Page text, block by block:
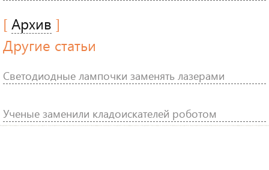
[ Архив ]
Другие статьи
Светодиодные лампочки заменять лазерами
Ученые заменили кладоискателей роботом